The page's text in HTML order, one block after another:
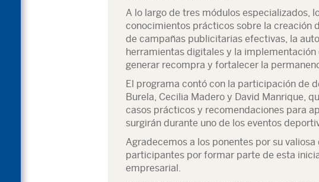
A lo largo de tres módulos especializados,
conocimientos prácticos sobre la creación
de campañas publicitarias efectivas, la
herramientas digitales y la
generar recompra y fortalecer la
El programa contó con la participación de
Burela, Cecilia Madero y David Manrique,
casos prácticos y recomendaciones para
surgirán durante uno de los eventos
Agradecemos a los ponentes por su
participantes por formar parte de esta
empresarial.